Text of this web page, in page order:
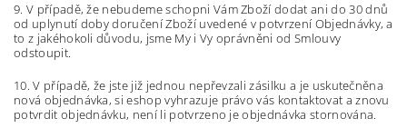
9. V případě, že nebudeme schopni Vám Zboží dodat ani do 30 dnů
od uplynutí doby doručení Zboží uvedené v potvrzení Objednávky, a
to z jakéhokoli důvodu, jsme My i Vy oprávněni od Smlouvy
odstoupit.
10. V případě, že jste již jednou nepřevzali zásilku a je uskutečněna
nová objednávka, si eshop vyhrazuje právo vás kontaktovat a znovu
potvrdit objednávku, není li potvrzeno je objednávka stornována.